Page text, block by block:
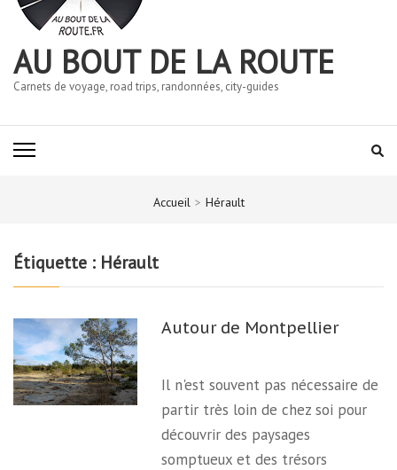
AU BOUT DE LA ROUTE
Carnets de voyage, road trips, randonnées, city-guides
Accueil > Hérault
Étiquette : Hérault
Autour de Montpellier
Il n'est souvent pas nécessaire de
partir très loin de chez soi pour
découvrir des paysages
somptueux et des trésors